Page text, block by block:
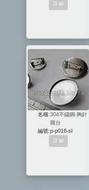
名稱:304不鏽鋼-胸針
圓台
編號:p-p016-sl